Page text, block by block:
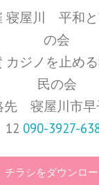
寝屋川 平和と
の会
ジノを止め
民の会
寝屋川市早
12 090-3927-
チラシをダウンロ